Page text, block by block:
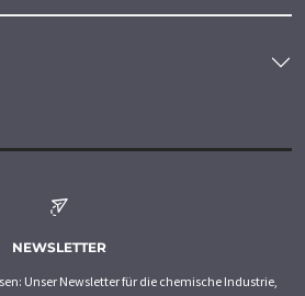
NEWSLETTER
Unser Newsletter für die chemische Industrie,